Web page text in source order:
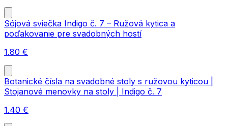
Sójová sviečka Indigo č. 7 – Ružová kytica a
poďakovanie pre svadobných hostí
1.80 €
Botanické čísla na svadobné stoly s ružovou kyticou |
Stojanové menovky na stoly | Indigo č. 7
1.40 €